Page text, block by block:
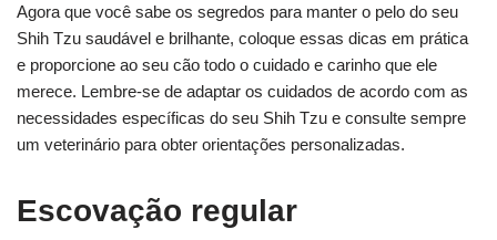
Agora que você sabe os segredos para manter o pelo do seu
Shih Tzu saudável e brilhante, coloque essas dicas em prática
e proporcione ao seu cão todo o cuidado e carinho que ele
merece. Lembre-se de adaptar os cuidados de acordo com as
necessidades específicas do seu Shih Tzu e consulte sempre
um veterinário para obter orientações personalizadas.
Escovação regular